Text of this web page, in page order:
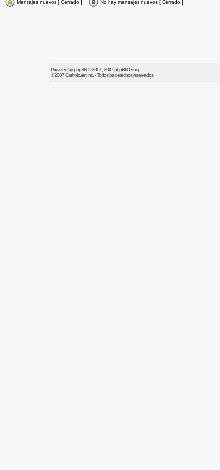
Mensajes nuevos [ Cerrado ] No hay mensajes nuevos [ Cerrado ]
Powered byphpBB© 2001, 2007 phpBB Group
© 2007Catholic.netInc. - Todos los derechos reservados